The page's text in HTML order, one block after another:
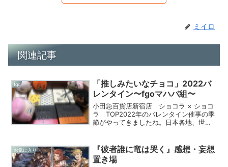
ミイロ
関連記事
fgo
「推しみたいなチョコ」2022バ
レンタイン〜fgoマハバ組〜
小田急百貨店新宿店 ショコラ × ショコ
ラ TOP2022年のバレンタイン催事の季
節がやってきましたね。日本各地、世界
そう、ならばあるのではないか。これ以
上ないくらい「...
お気に入り
『彼者誰に竜は哭く』感想・妄想
置き場